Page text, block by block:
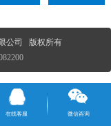
公司 版权所有
在线客服 微信咨询